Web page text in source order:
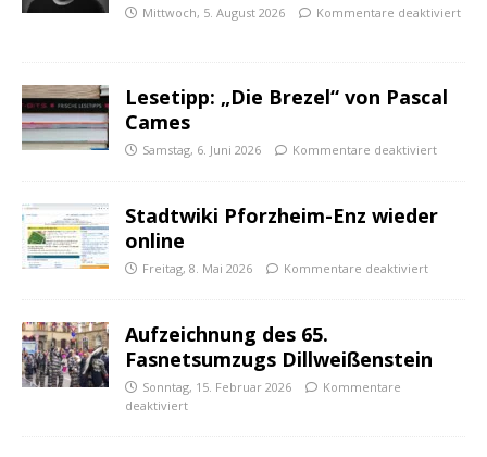
Mittwoch, 5. August 2026 Kommentare deaktiviert
Lesetipp: „Die Brezel“ von Pascal
Cames
Samstag, 6. Juni 2026 Kommentare deaktiviert
Stadtwiki Pforzheim-Enz wieder
online
Freitag, 8. Mai 2026 Kommentare deaktiviert
Aufzeichnung des 65.
Fasnetsumzugs Dillweißenstein
Sonntag, 15. Februar 2026
Kommentare
deaktiviert